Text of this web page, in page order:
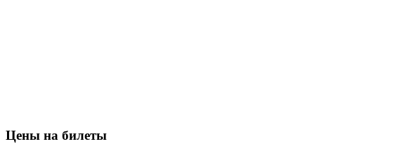
Цены на билеты